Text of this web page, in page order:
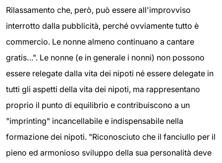
Rilassamento che, però, può essere all'improvviso
interrotto dalla pubblicità, perché ovviamente tutto è
commercio. Le nonne almeno continuano a cantare
gratis…". Le nonne (e in generale i nonni) non possono
essere relegate dalla vita dei nipoti né essere delegate in
tutti gli aspetti della vita dei nipoti, ma rappresentano
proprio il punto di equilibrio e contribuiscono a un
"imprinting" incancellabile e indispensabile nella
formazione dei nipoti. "Riconosciuto che il fanciullo per il
pieno ed armonioso sviluppo della sua personalità deve